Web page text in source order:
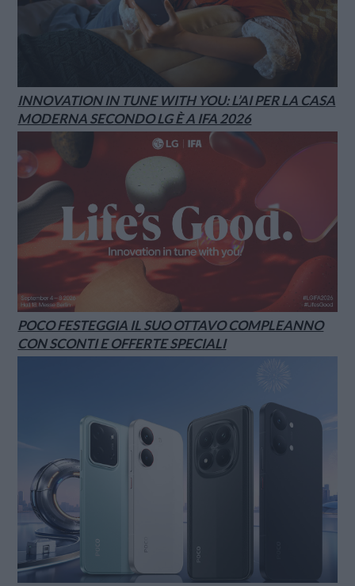
INNOVATION IN TUNE WITH YOU: L’AI PER LA CASA
MODERNA SECONDO LG È A IFA 2026
POCO FESTEGGIA IL SUO OTTAVO COMPLEANNO
CON SCONTI E OFFERTE SPECIALI